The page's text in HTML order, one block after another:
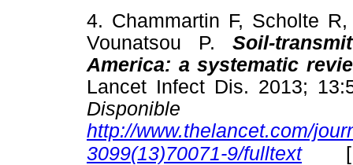
4. Chammartin F, Scholte
Vounatsou P.
Soil-
America: a systematic
Lancet Infect Dis. 2013;
http://www.thelancet.com/
3099(13)70071-9/fulltext